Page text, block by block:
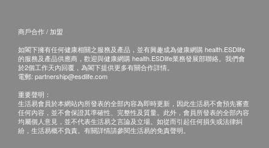
商戶合作 / 加盟
如閣下擁有任何健康相關之服務及產品，並有興趣成為健康網購 health.ESDlife
的服務及產品供應商，歡迎與健康網購 health.ESDlife業務發展部聯絡。我們會
於2個工作天內回覆，為閣下提供更多有關合作詳情。
電郵: partnership@esdlife.com
重要聲明：
生活易會員於本網站內所發表的全部內容為即時更新，因此生活易不會預先審查
任何內容，並不會保證其準確性、完整性及質量。此外，會員所發表的全部內容
均屬個人意見，並不代表生活易之言論及立場。如從而引起任何損失或法律糾
紛，生活易概不負責。有關詳情請參閱生活易的免責聲明。